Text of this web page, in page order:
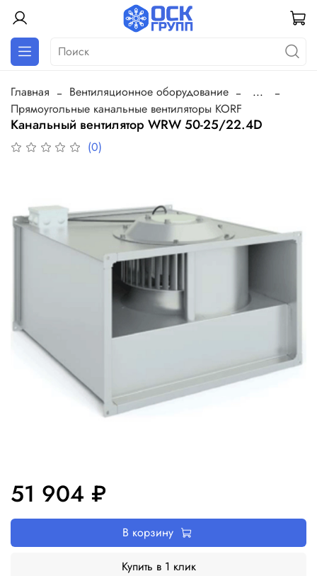
Главная Вентиляционное оборудование
...
Прямоугольные канальные вентиляторы KORF
Канальный вентилятор WRW 50-25/22.4D
(0)
51 904 ₽
В корзину
Купить в 1 клик